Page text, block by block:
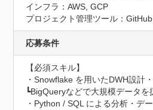
インフラ：AWS, GCP
プロジェクト管理ツール：
応募条件
【必須スキル】
・Snowflake を用いたDWH設計
┗BigQueryなどで大規模データ
・Python / SQL による分析・デ